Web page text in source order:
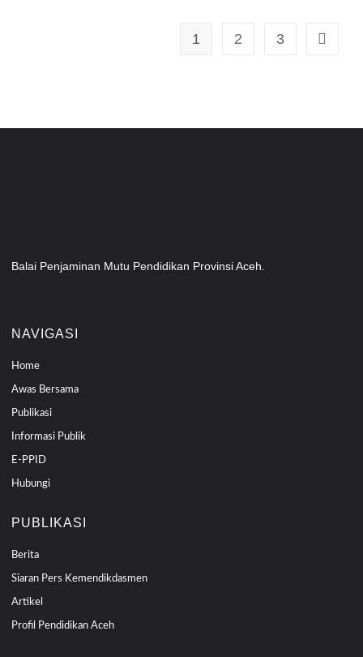
1 2 3
Balai Penjaminan Mutu Pendidikan Provinsi Aceh.
NAVIGASI
Home
Awas Bersama
Publikasi
Informasi Publik
E-PPID
Hubungi
PUBLIKASI
Berita
Siaran Pers Kemendikdasmen
Artikel
Profil Pendidikan Aceh